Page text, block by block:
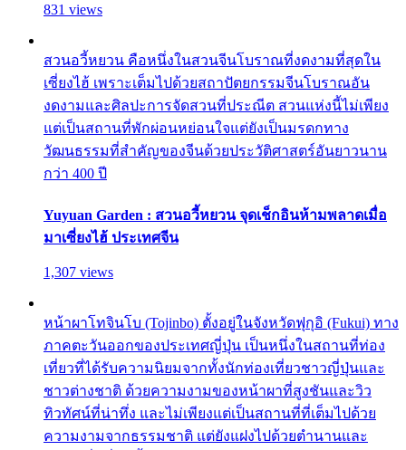
831 views
สวนอวี้หยวน คือหนึ่งในสวนจีนโบราณที่งดงามที่สุดใน
เซี่ยงไฮ้ เพราะเต็มไปด้วยสถาปัตยกรรมจีนโบราณอัน
งดงามและศิลปะการจัดสวนที่ประณีต สวนแห่งนี้ไม่เพียง
แต่เป็นสถานที่พักผ่อนหย่อนใจแต่ยังเป็นมรดกทาง
วัฒนธรรมที่สำคัญของจีนด้วยประวัติศาสตร์อันยาวนาน
กว่า 400 ปี
Yuyuan Garden : สวนอวี้หยวน จุดเช็กอินห้ามพลาดเมื่อ
มาเซี่ยงไฮ้ ประเทศจีน
1,307 views
หน้าผาโทจินโบ (Tojinbo) ตั้งอยู่ในจังหวัดฟุกุอิ (Fukui) ทาง
ภาคตะวันออกของประเทศญี่ปุ่น เป็นหนึ่งในสถานที่ท่อง
เที่ยวที่ได้รับความนิยมจากทั้งนักท่องเที่ยวชาวญี่ปุ่นและ
ชาวต่างชาติ ด้วยความงามของหน้าผาที่สูงชันและวิว
ทิวทัศน์ที่น่าทึ่ง และไม่เพียงแต่เป็นสถานที่ที่เต็มไปด้วย
ความงามจากธรรมชาติ แต่ยังแฝงไปด้วยตำนานและ